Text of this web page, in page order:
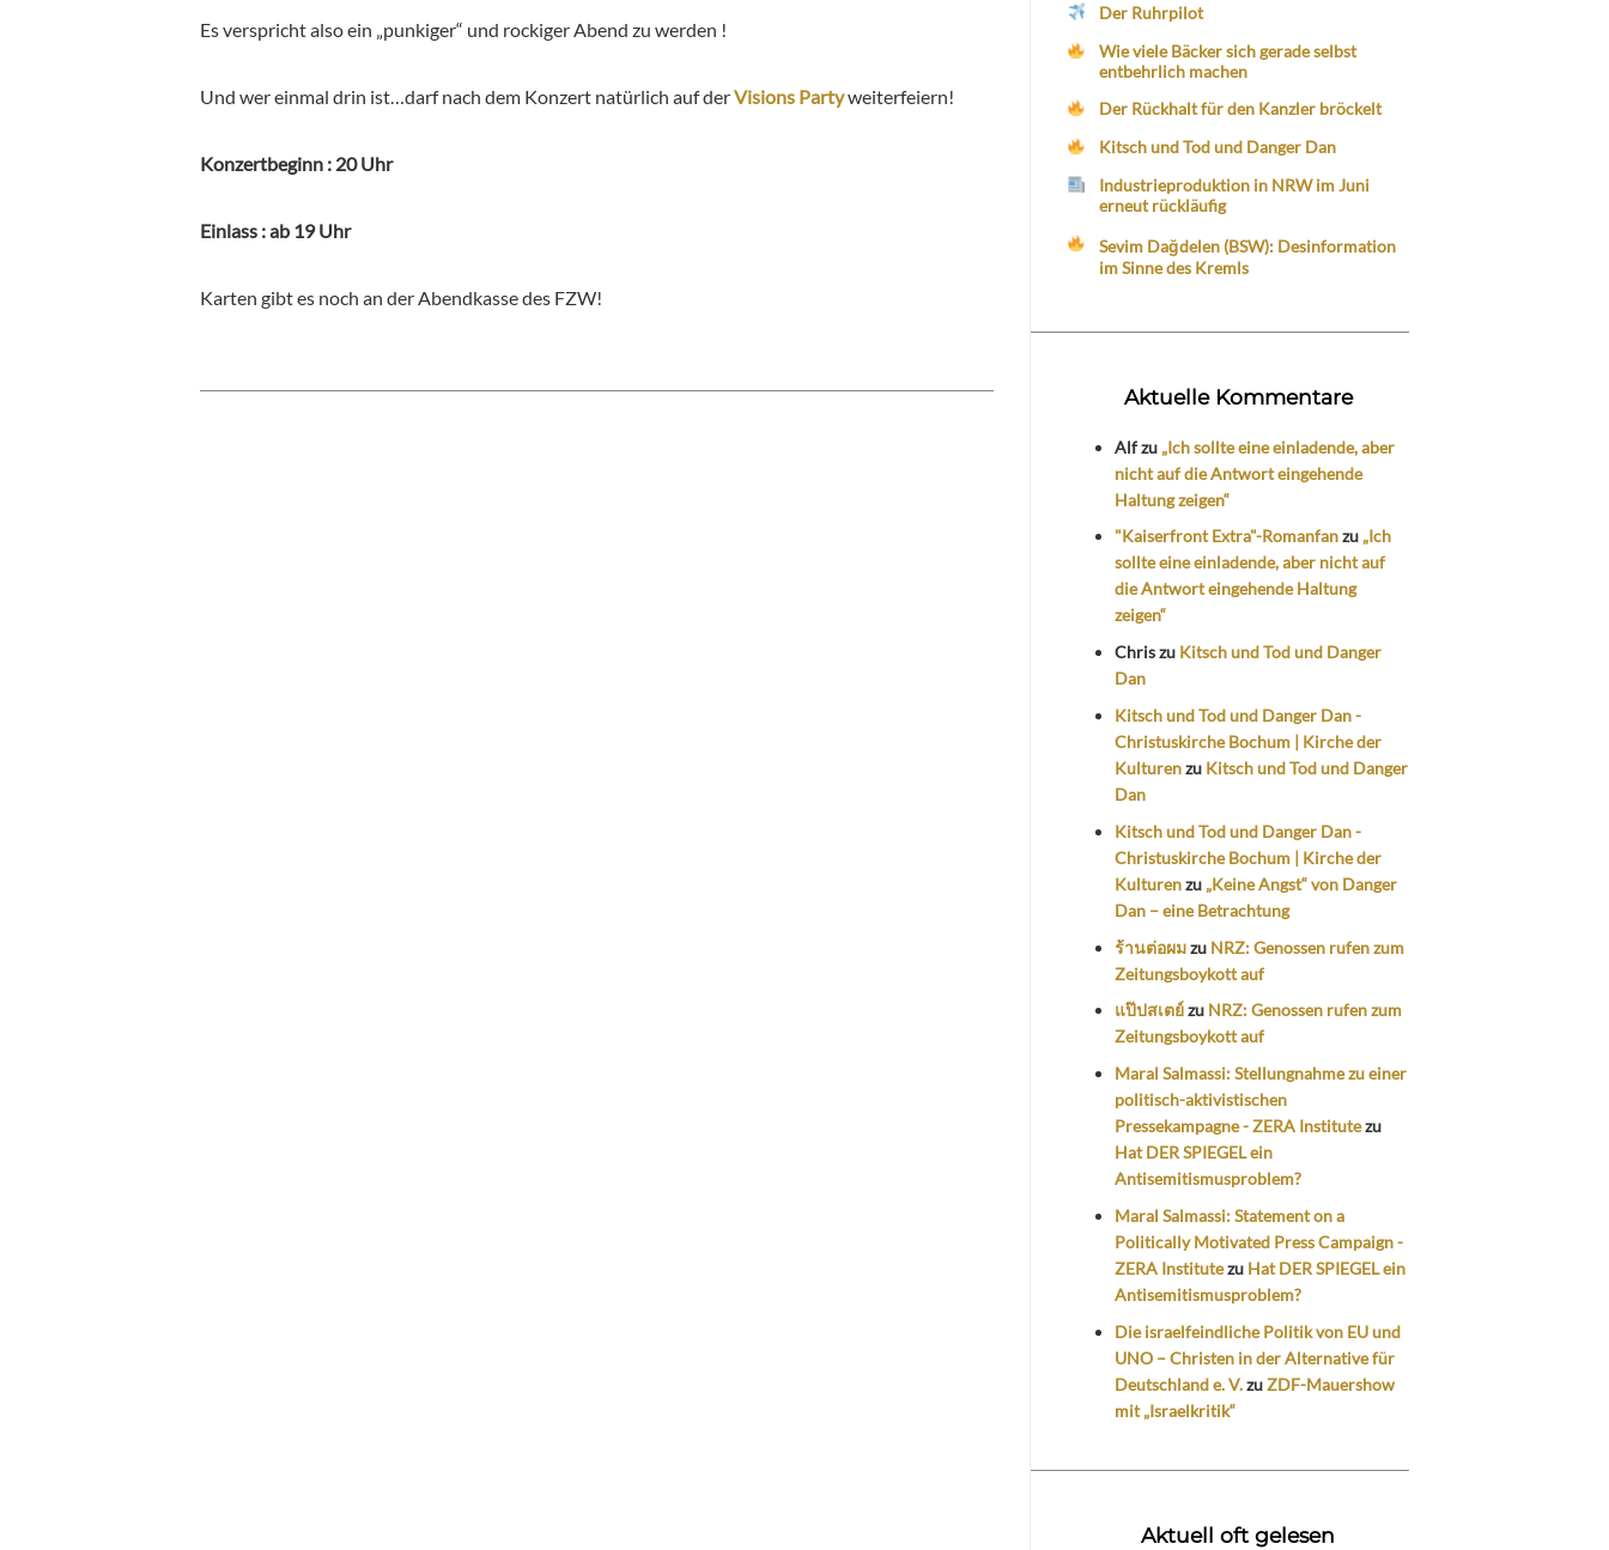
Es verspricht also ein „punkiger“ und rockiger Abend zu werden !
Und wer einmal drin ist…darf nach dem Konzert natürlich auf derVisions Partyweiterfeiern!
Konzertbeginn : 20 Uhr
Einlass : ab 19 Uhr
Karten gibt es noch an der Abendkasse des FZW!
Der Ruhrpilot
Wie viele Bäcker sich gerade selbst
entbehrlich machen
Der Rückhalt für den Kanzler bröckelt
Kitsch und Tod und Danger Dan
Industrieproduktion in NRW im Juni
erneut rückläufig
Sevim Dağdelen (BSW): Desinformation
im Sinne des Kremls
Aktuelle Kommentare
Alfzu „Ich sollte eine einladende, aber
nicht auf die Antwort eingehende
Haltung zeigen“
"Kaiserfront Extra"-Romanfanzu „Ich
sollte eine einladende, aber nicht auf
die Antwort eingehende Haltung
zeigen“
Chriszu Kitsch und Tod und Danger
Dan
Kitsch und Tod und Danger Dan -
Christuskirche Bochum | Kirche der
Kulturenzu Kitsch und Tod und Danger
Dan
Kitsch und Tod und Danger Dan -
Christuskirche Bochum | Kirche der
Kulturenzu „Keine Angst“ von Danger
Dan – eine Betrachtung
ร้านต่อผมzu NRZ: Genossen rufen zum
Zeitungsboykott auf
แป๊ปสเตย์zu NRZ: Genossen rufen zum
Zeitungsboykott auf
Maral Salmassi: Stellungnahme zu einer
politisch-aktivistischen
Pressekampagne - ZERA Institutezu
Hat DER SPIEGEL ein
Antisemitismusproblem?
Maral Salmassi: Statement on a
Politically Motivated Press Campaign -
ZERA Institutezu Hat DER SPIEGEL ein
Antisemitismusproblem?
Die israelfeindliche Politik von EU und
UNO – Christen in der Alternative für
Deutschland e. V.zuZDF-Mauershow
mit „Israelkritik“
Aktuell oft gelesen